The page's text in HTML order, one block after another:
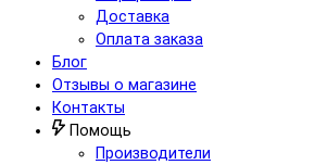
Доставка
Оплата заказа
Блог
Отзывы о магазине
Контакты
Помощь
Производители